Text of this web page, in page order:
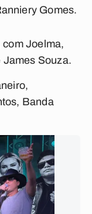
Gomes.
com Joelma,
James Souza.
Banda